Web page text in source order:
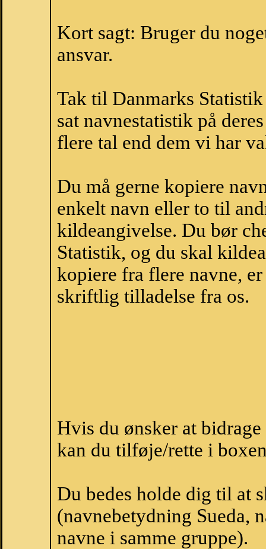
Kort sagt: Bruger du
ansvar.
Tak til Danmarks
sat navnestatistik på
flere tal end dem vi har
Du må gerne kopiere
enkelt navn eller to til
kildeangivelse. Du bør
Statistik, og du skal
kopiere fra flere navne,
skriftlig tilladelse fra os.
Hvis du ønsker at
kan du tilføje/rette i
Du bedes holde dig til at
(navnebetydning Sueda,
navne i samme gruppe).